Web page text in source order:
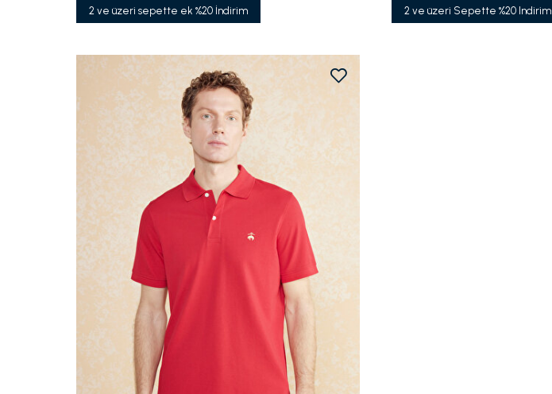
2 ve üzeri sepette ek %20 İndirim 2 ve üzeri Sepette %20 Indirim